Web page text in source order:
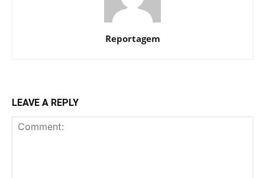
Reportagem
LEAVE A REPLY